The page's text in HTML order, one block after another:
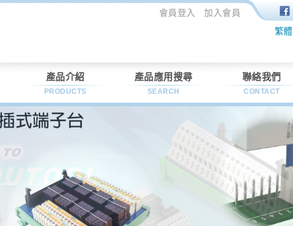
會員登入 加入會員
產品介紹
PRODUCTS
產品應用搜尋
SEARCH
聯絡我們
CONTACT
繁體